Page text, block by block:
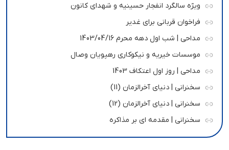
ویژه سالگرد انفجار حسینیه و شهدای کانون
فراخوان قربانی برای غدیر
مداحی | شب اول دهه محرم 1403/04/16
موسسات خیریه و نیکوکاری رهپویان وصال
مداحی | روز اول اعتکاف 1403
سخنرانی | دنیای آخرالزمان (11)
سخنرانی | دنیای آخرالزمان (12)
سخنرانی | مقدمه ای بر مذاکره